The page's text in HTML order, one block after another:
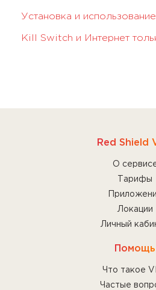
Установка и использование
Kill Switch и Интернет
Red Shield
О
Тарифы
Локации
Личный
Помощь
Что такое
Частые